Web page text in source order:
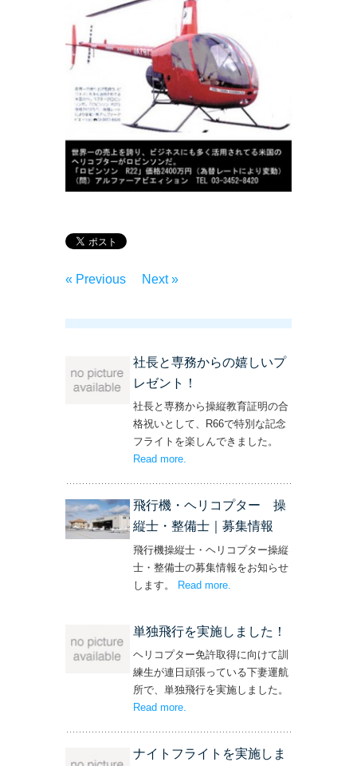
« Previous Next »
社長と専務からの嬉しいプ
レゼント！
社長と専務から操縦教育証明の合
格祝いとして、R66で特別な記念
フライトを楽しんできました。
Read more– ‘社長と専務からの嬉しいプレゼン
.
飛行機・ヘリコプター 操
縦士・整備士｜募集情報
飛行機操縦士・ヘリコプター操縦
士・整備士の募集情報をお知らせ
します。
Read more
単独飛行を実施しました！
ヘリコプター免許取得に向けて訓
練生が連日頑張っている下妻運航
所で、単独飛行を実施しました。
Read more– ‘単独飛行を実施しました！’
.
ナイトフライトを実施しま